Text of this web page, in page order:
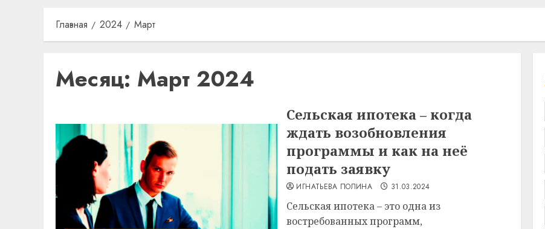
Главная 2024 Март
Месяц: Март 2024
Сельская ипотека – когда
ждать возобновления
программы и как на неё
подать заявку
ИГНАТЬЕВА ПОЛИНА 31.03.2024
Сельская ипотека – это одна из
востребованных программ,